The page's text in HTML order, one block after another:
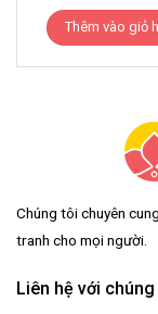
Thêm vào giỏ
Chúng tôi chuyên
tranh cho mọi người.
Liên hệ với